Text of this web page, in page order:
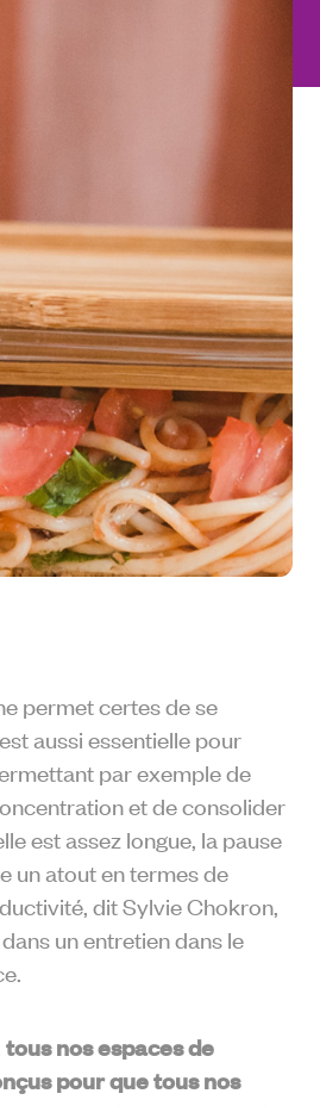
permet certes de se
aussi essentielle pour
par exemple de
et de consolider
est assez longue, la pause
un atout en termes de
, dit Sylvie Chokron,
un entretien dans le
.
tous nos espaces de
pour que tous nos